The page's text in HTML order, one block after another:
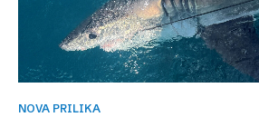
NOVA PRILIKA